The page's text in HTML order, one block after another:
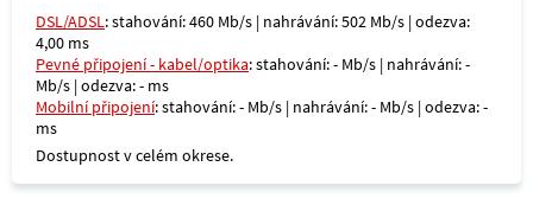
DSL/ADSL: stahování: 460 Mb/s | nahrávání: 502 Mb/s | odezva:
4,00 ms
Pevné připojení - kabel/optika: stahování: - Mb/s | nahrávání: -
Mb/s | odezva: - ms
Mobilní připojení: stahování: - Mb/s | nahrávání: - Mb/s | odezva: -
ms
Dostupnost v celém okrese.